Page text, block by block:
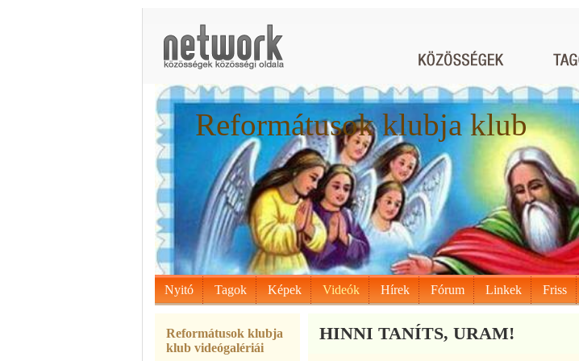
Reformátusok klubja klub
Nyitó Tagok Képek Videók Hírek Fórum Linkek Friss
Reformátusok klubja
klub videógalériái
HINNI TANÍTS, URAM!